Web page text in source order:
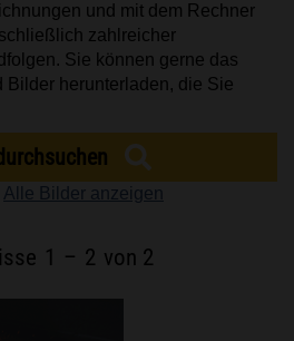
und mit dem Rechner
zahlreicher
Sie können gerne das
Bilder herunterladen, die Sie
Alle Bilder anzeigen
1 – 2 von 2